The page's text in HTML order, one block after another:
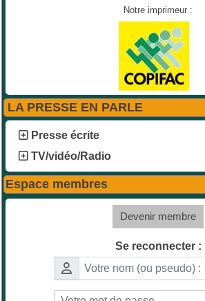
Notre imprimeur :
LA PRESSE EN PARLE
Presse écrite
TV/vidéo/Radio
Espace membres
Devenir membre
Se reconnecter :